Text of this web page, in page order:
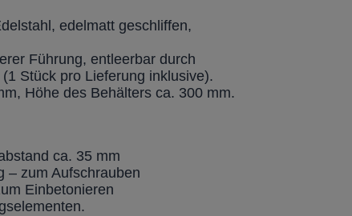
edelmatt geschliffen,
Führung, entleerbar durch
Stück pro Lieferung inklusive).
Höhe des Behälters ca. 300 mm.
ca. 35 mm
– zum Aufschrauben
Einbetonieren